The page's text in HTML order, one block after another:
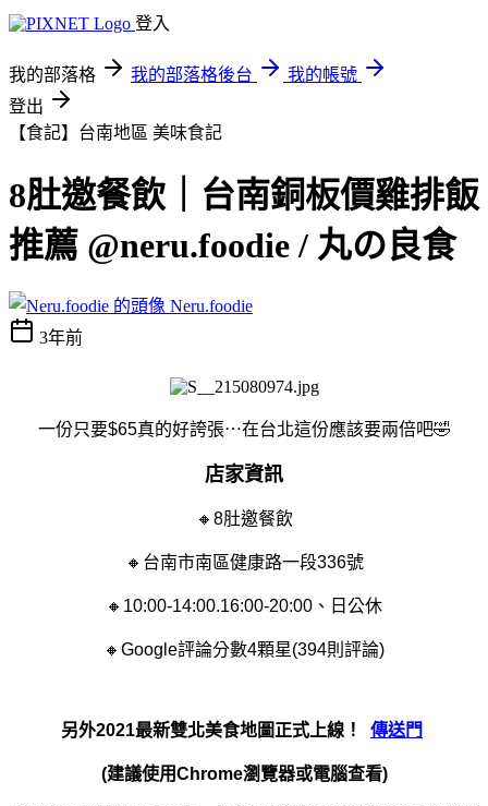
登入
我的部落格 我的部落格後台
我的帳號
登出
【食記】台南地區 美味食記
8肚邀餐飲｜台南銅板價雞排飯
推薦 @neru.foodie / 丸の良食
Neru.foodie
3年前
一份只要$65真的好誇張⋯在台北這份應該要兩倍吧🤣
店家資訊
🔸8肚邀餐飲
🔸台南市南區健康路一段336號
🔸10:00-14:00.16:00-20:00、日公休
🔸Google評論分數4顆星(394則評論)
另外2021最新雙北美食地圖正式上線！ 傳送門
(建議使用Chrome瀏覽器或電腦查看)